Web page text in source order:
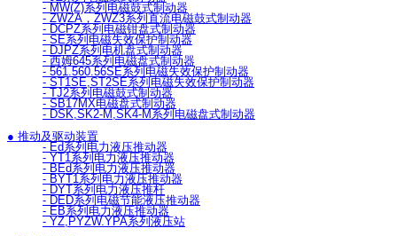
- MW(Z)系列电磁鼓式制动器
- ZWZA，ZWZ3系列直流电磁鼓式制动器
- DCPZ系列电磁钳盘式制动器
- SE系列电磁失效保护制动器
- DJPZ系列电机盘式制动器
- 西姆645系列电磁盘式制动器
- 561.560.56SE系列电磁失效保护制动器
- ST1SE,ST2SE系列电磁失效保护制动器
- TJ2系列电磁鼓式制动器
- SB17MX电磁盘式制动器
- DSK,SK2-M,SK4-M系列电磁盘式制动器
● 推动及驱动装置
- Ed系列电力液压推动器
- YT1系列电力液压推动器
- BEd系列电力液压推动器
- BYT1系列电力液压推动器
- DYT系列电力液压推杆
- DED系列电磁节能液压推动器
- EB系列电力液压推动器
- YZ,PYZW.YPA系列液压站